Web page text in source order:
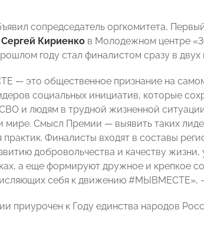
сопредседатель оргкомитета,
Сергей Кириенко в Молодежном центре
году стал финалистом сразу в
— это общественное признание на
социальных инициатив, которые
и людям в трудной жизненной
мире. Смысл Премии — выявить таких
Финалисты входят в составы
добровольчества и качеству
а еще формируют дружное и крепкое
себя к движению #МЫВМЕСТЕ»,
приурочен к Году единства народов